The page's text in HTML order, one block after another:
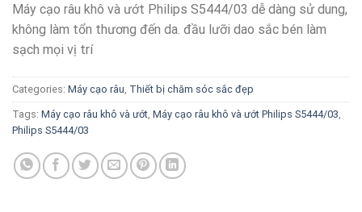
Máy cạo râu khô và ướt Philips S5444/03 dễ dàng sử dung,
không làm tổn thương đến da. đầu lưỡi dao sắc bén làm
sạch mọi vị trí
Categories: Máy cạo râu Thiết bị chăm sóc sắc đẹp
Tags: Máy cạo râu khô và ướt Máy cạo râu khô và ướt Philips S5444/03
Philips S5444/03